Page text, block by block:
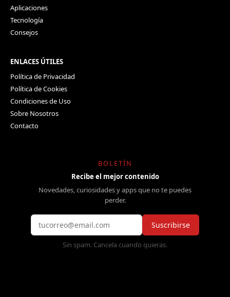
Aplicaciones
Tecnología
Consejos
ENLACES ÚTILES
Política de Privacidad
Política de Cookies
Condiciones de Uso
Sobre Nosotros
Contacto
BOLETÍN
Recibe el mejor contenido
Novedades, curiosidades y apps que no te puedes
perder.
Suscribirse
Sin spam. Cancela cuando quieras.